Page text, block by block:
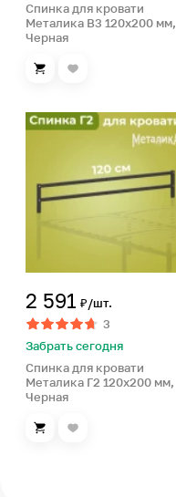
Спинка для кровати
Металика В3 120х200 мм,
Черная
2 591 ₽/шт.
3
Забрать сегодня
Спинка для кровати
Металика Г2 120х200 мм,
Черная